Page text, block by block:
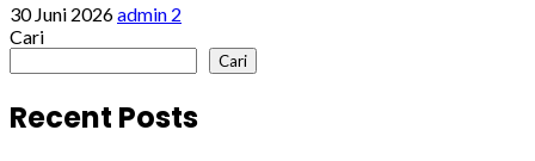
30 Juni 2026admin 2
Cari
Cari
Recent Posts